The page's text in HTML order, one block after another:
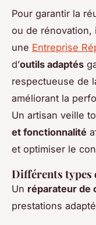
Pour garantir la
ou de rénovation,
une Entreprise
d’outils adaptés
respectueuse de
améliorant la
Un artisan veille
et fonctionnalité
et optimiser le
Différents types
Un réparateur de
prestations